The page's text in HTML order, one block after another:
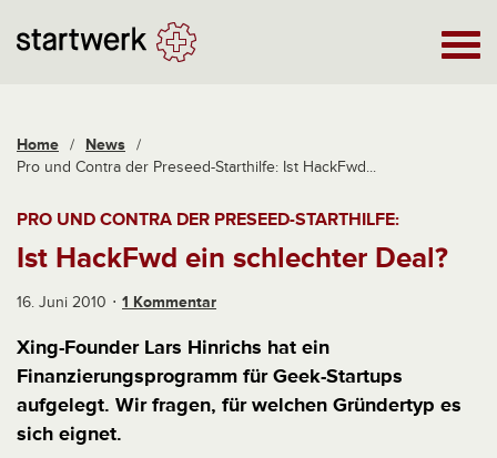
Home / News /
Pro und Contra der Preseed-Starthilfe: Ist HackFwd...
PRO UND CONTRA DER PRESEED-STARTHILFE:
Ist HackFwd ein schlechter Deal?
16. Juni 2010 1 Kommentar
Xing-Founder Lars Hinrichs hat ein
Finanzierungsprogramm für Geek-Startups
aufgelegt. Wir fragen, für welchen Gründertyp es
sich eignet.